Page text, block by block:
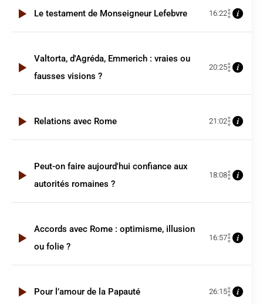
Le testament de Monseigneur Lefebvre 16:22
Valtorta, d'Agréda, Emmerich : vraies ou
fausses visions ?
20:25
Relations avec Rome 21:02
Peut-on faire aujourd'hui confiance aux
autorités romaines ?
18:08
Accords avec Rome : optimisme, illusion
ou folie ?
16:57
Pour l’amour de la Papauté 26:15